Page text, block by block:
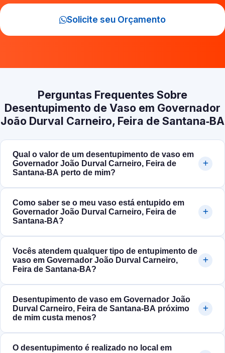
Solicite seu Orçamento
Perguntas Frequentes Sobre
Desentupimento de Vaso em Governador
João Durval Carneiro, Feira de Santana‑BA
Qual o valor de um desentupimento de vaso em
Governador João Durval Carneiro, Feira de
Santana‑BA perto de mim?
Como saber se o meu vaso está entupido em
Governador João Durval Carneiro, Feira de
Santana‑BA?
Vocês atendem qualquer tipo de entupimento de
vaso em Governador João Durval Carneiro,
Feira de Santana‑BA?
Desentupimento de vaso em Governador João
Durval Carneiro, Feira de Santana‑BA próximo
de mim custa menos?
O desentupimento é realizado no local em